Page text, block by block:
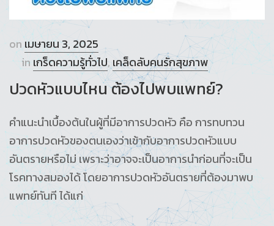
on เมษายน 3, 2025
in เกร็ดความรู้ทั่วไป,เคล็ดลับคนรักสุขภาพ
ปวดหัวแบบไหน ต้องไปพบแพทย์?
คำแนะนำเบื้องต้นในผู้ที่มีอาการปวดหัว คือ การทบทวน
อาการปวดหัวของตนเองว่าเข้ากับอาการปวดหัวแบบ
อันตรายหรือไม่ เพราะว่าอาจจะเป็นอาการนำก่อนที่จะเป็น
โรคทางสมองได้ โดยอาการปวดหัวอันตรายที่ต้องมาพบ
แพทย์ทันที ได้แก่